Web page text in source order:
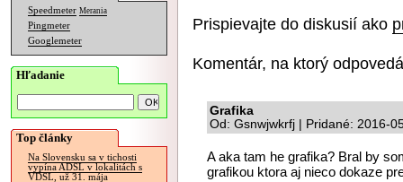
Speedmeter Merania
Pingmeter
Googlemeter
Hľadanie
Top články
Na Slovensku sa v tichosti
vypína ADSL v lokalitách s
VDSL, už 31. mája
Prispievajte do diskusií ako
Komentár, na ktorý
Grafika
Od: Gsnwjwkrfj | Pridané: 2016-
A aka tam he grafika? Bral by
grafikou ktora aj nieco dokaze